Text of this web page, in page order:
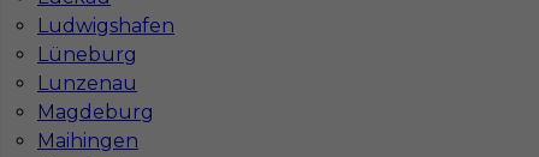
Ludwigshafen
Lüneburg
Lunzenau
Magdeburg
Maihingen
Katowicach
Lublinie
Częstochowie